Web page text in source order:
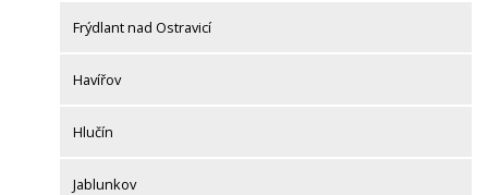
Frýdlant nad Ostravicí
Havířov
Hlučín
Jablunkov